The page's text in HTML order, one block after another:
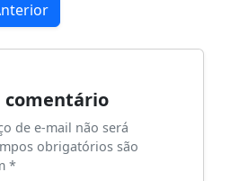
comentário
de e-mail não será
obrigatórios são
*